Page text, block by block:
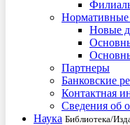
Новые
Партнеры
Банковские
Контактная
Сведения об
Наука Библиотека/